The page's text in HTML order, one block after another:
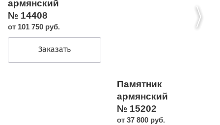
армянский
№ 14408
от 101 750 руб.
Заказать
Памятник
армянский
№ 15202
от 37 800 руб.